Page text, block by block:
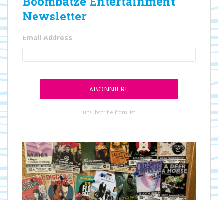
Newsletter
Email Address
unsubscribe from list